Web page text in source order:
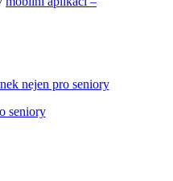
nejen pro seniory